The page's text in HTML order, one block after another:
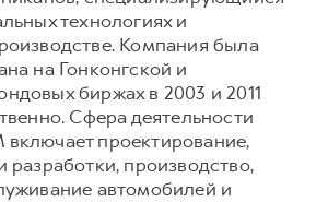
технологиях и
Компания была
на Гонконгской и
биржах в 2003 и 2011
Сфера деятельности
включает проектирование,
разработки, производство,
автомобилей и